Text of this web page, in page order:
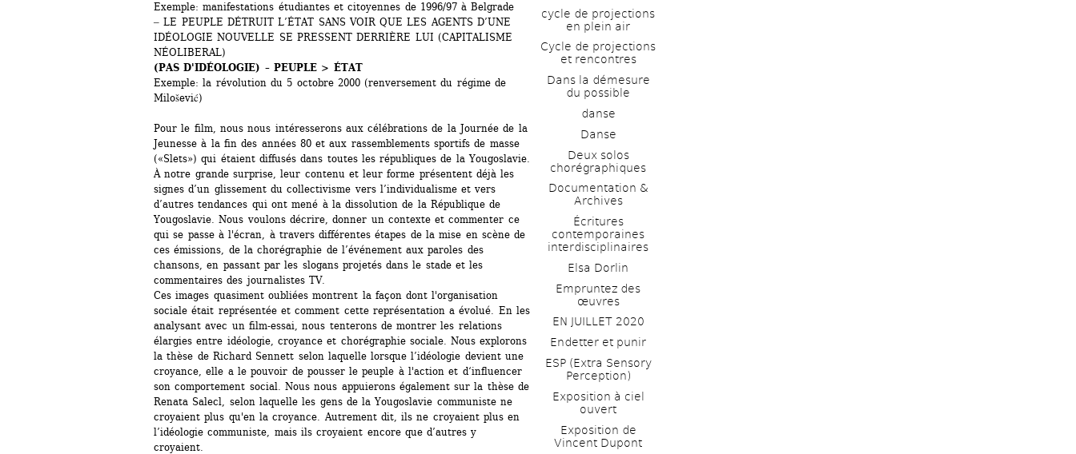
Exemple: manifestations étudiantes et citoyennes de 1996/97 à Belgrade
‒ LE PEUPLE DÉTRUIT L’ÉTAT SANS VOIR QUE LES AGENTS D’UNE
IDÉOLOGIE NOUVELLE SE PRESSENT DERRIÈRE LUI (CAPITALISME
NÉOLIBERAL)
(PAS D'IDÉOLOGIE) – PEUPLE > ÉTAT
Exemple: la révolution du 5 octobre 2000 (renversement du régime de
Milošević)
Pour le film, nous nous intéresserons aux célébrations de la Journée de la
Jeunesse à la fin des années 80 et aux rassemblements sportifs de masse
(«Slets») qui étaient diffusés dans toutes les républiques de la Yougoslavie.
À notre grande surprise, leur contenu et leur forme présentent déjà les
signes d’un glissement du collectivisme vers l’individualisme et vers
d’autres tendances qui ont mené à la dissolution de la République de
Yougoslavie. Nous voulons décrire, donner un contexte et commenter ce
qui se passe à l'écran, à travers différentes étapes de la mise en scène de
ces émissions, de la chorégraphie de l’événement aux paroles des
chansons, en passant par les slogans projetés dans le stade et les
commentaires des journalistes TV.
Ces images quasiment oubliées montrent la façon dont l'organisation
sociale était représentée et comment cette représentation a évolué. En les
analysant avec un film-essai, nous tenterons de montrer les relations
élargies entre idéologie, croyance et chorégraphie sociale. Nous explorons
la thèse de Richard Sennett selon laquelle lorsque l’idéologie devient une
croyance, elle a le pouvoir de pousser le peuple à l'action et d‘influencer
son comportement social. Nous nous appuierons également sur la thèse de
Renata Salecl, selon laquelle les gens de la Yougoslavie communiste ne
croyaient plus qu'en la croyance. Autrement dit, ils ne croyaient plus en
l’idéologie communiste, mais ils croyaient encore que d’autres y
croyaient.
cycle de projections
en plein air
Cycle de projections
et rencontres
Dans la démesure
du possible
danse
Danse
Deux solos
chorégraphiques
Documentation &
Archives
Écritures
contemporaines
interdisciplinaires
Elsa Dorlin
Empruntez des
œuvres
EN JUILLET 2020
Endetter et punir
ESP (Extra Sensory
Perception)
Exposition à ciel
ouvert
Exposition de
Vincent Dupont